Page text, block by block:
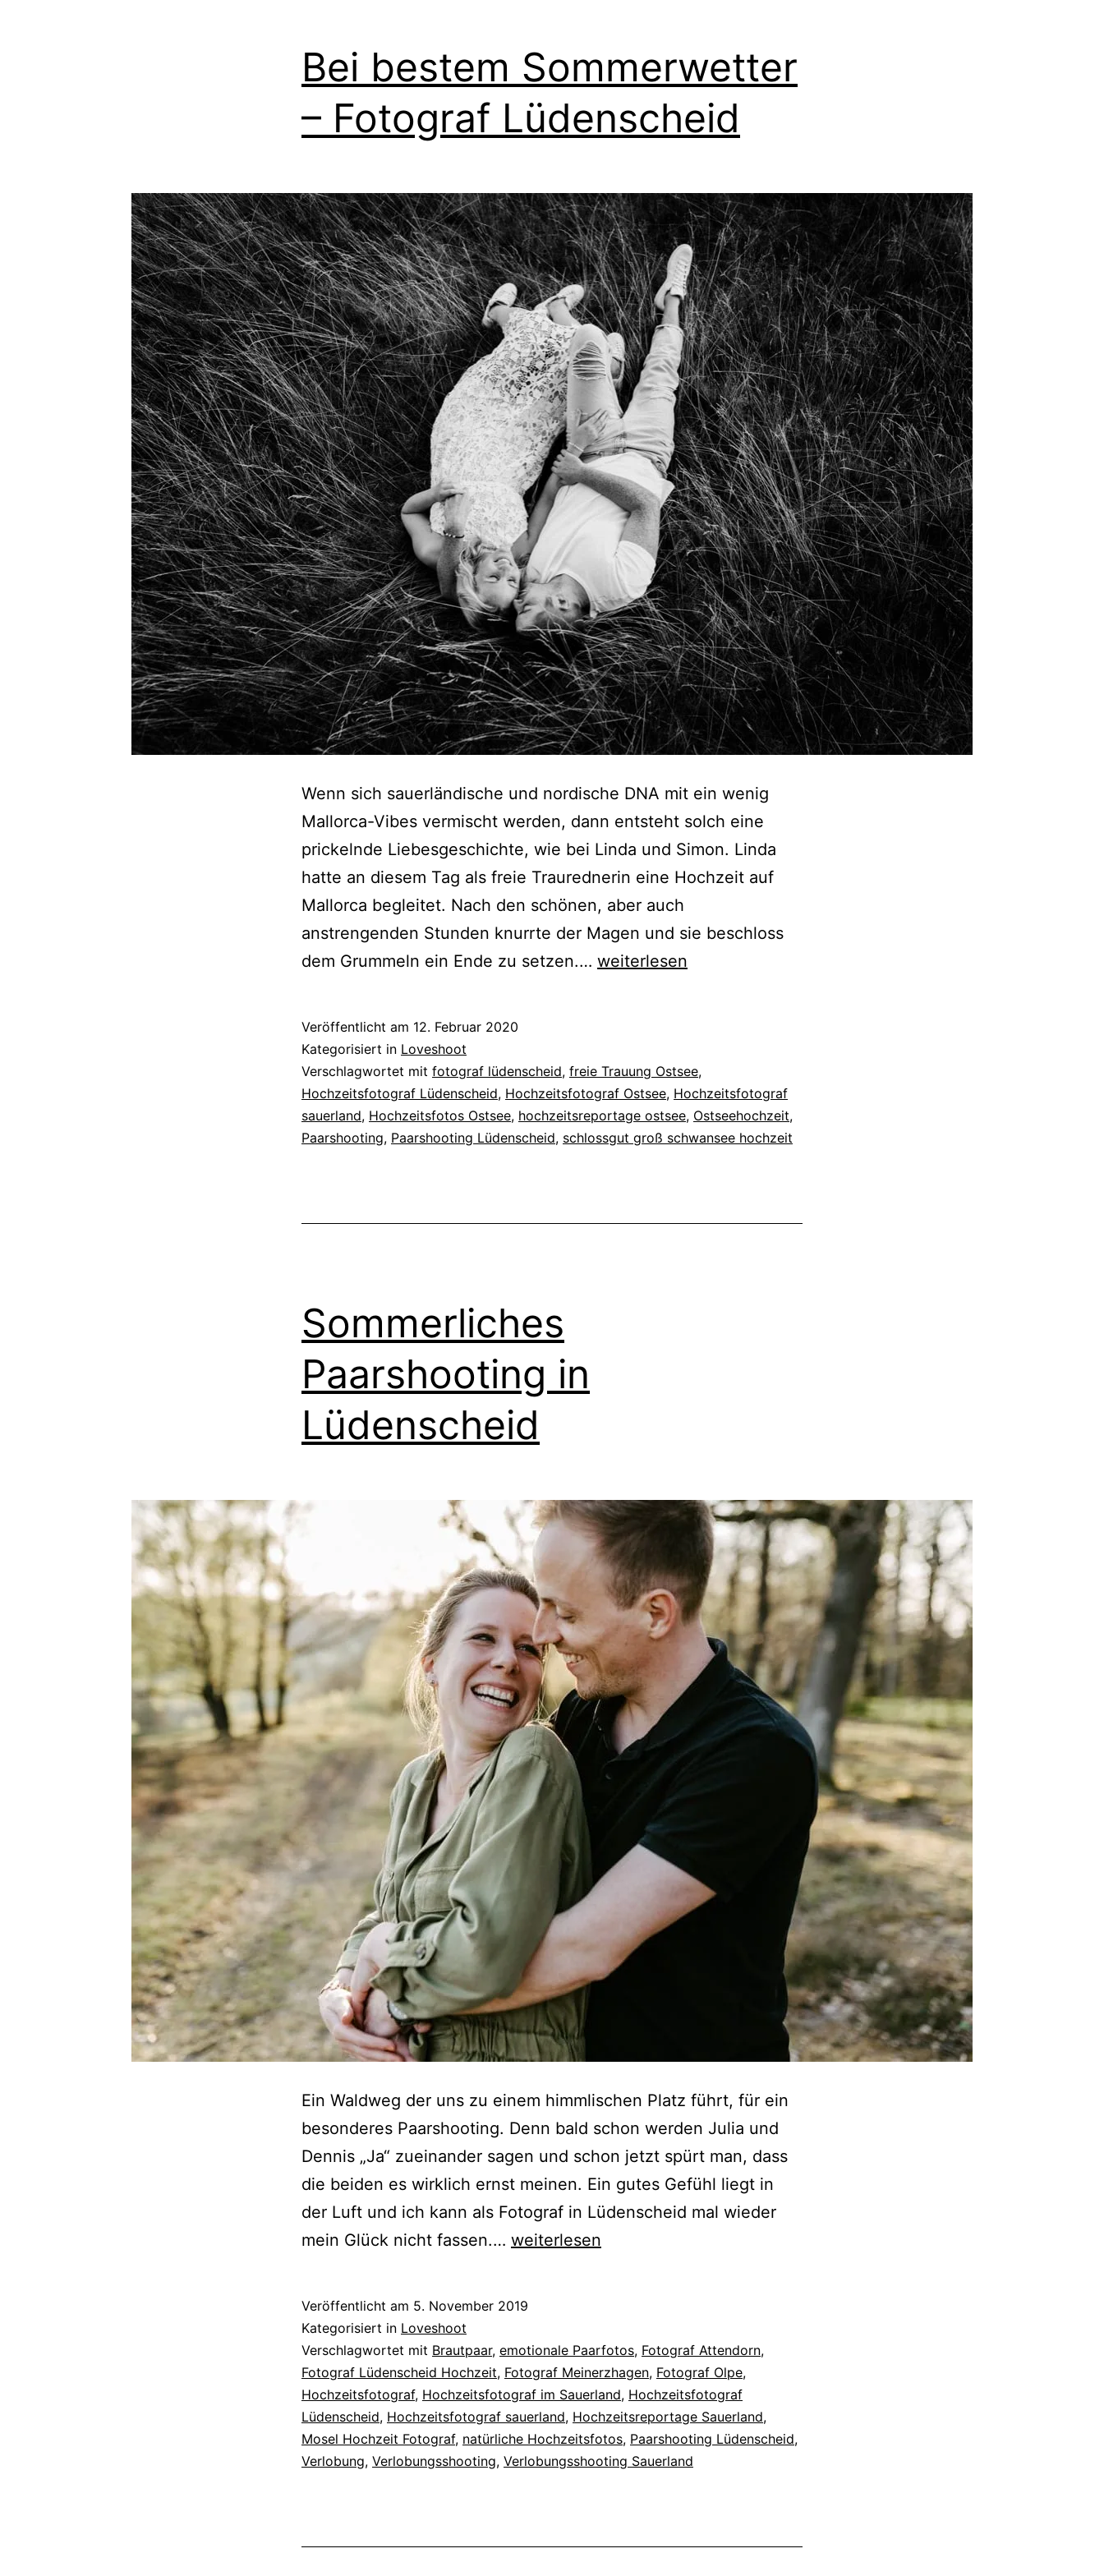
Bei bestem Sommerwetter
– Fotograf Lüdenscheid
Wenn sich sauerländische und nordische DNA mit ein wenig
Mallorca-Vibes vermischt werden, dann entsteht solch eine
prickelnde Liebesgeschichte, wie bei Linda und Simon. Linda
hatte an diesem Tag als freie Traurednerin eine Hochzeit auf
Mallorca begleitet. Nach den schönen, aber auch
anstrengenden Stunden knurrte der Magen und sie beschloss
dem Grummeln ein Ende zu setzen.… Bei
Fotograf
Lüdenscheid
weiterlesen
Veröffentlicht am 12. Februar 2020
Kategorisiert in Loveshoot
Verschlagwortet mit fotograf lüdenscheid, freie Trauung Ostsee,
Hochzeitsfotograf Lüdenscheid, Hochzeitsfotograf Ostsee, Hochzeitsfotograf
sauerland, Hochzeitsfotos Ostsee, hochzeitsreportage ostsee, Ostseehochzeit,
Paarshooting, Paarshooting Lüdenscheid, schlossgut groß schwansee hochzeit
Sommerliches
Paarshooting in
Lüdenscheid
Ein Waldweg der uns zu einem himmlischen Platz führt, für ein
besonderes Paarshooting. Denn bald schon werden Julia und
Dennis „Ja“ zueinander sagen und schon jetzt spürt man, dass
die beiden es wirklich ernst meinen. Ein gutes Gefühl liegt in
der Luft und ich kann als Fotograf in Lüdenscheid mal wieder
mein Glück nicht fassen.… Sommerliches
weiterlesen
Veröffentlicht am 5. November 2019
Kategorisiert in Loveshoot
Verschlagwortet mit Brautpaar, emotionale Paarfotos, Fotograf Attendorn,
Fotograf Lüdenscheid Hochzeit, Fotograf Meinerzhagen, Fotograf Olpe,
Hochzeitsfotograf, Hochzeitsfotograf im Sauerland, Hochzeitsfotograf
Lüdenscheid, Hochzeitsfotograf sauerland, Hochzeitsreportage Sauerland,
Mosel Hochzeit Fotograf, natürliche Hochzeitsfotos, Paarshooting Lüdenscheid,
Verlobung, Verlobungsshooting, Verlobungsshooting Sauerland